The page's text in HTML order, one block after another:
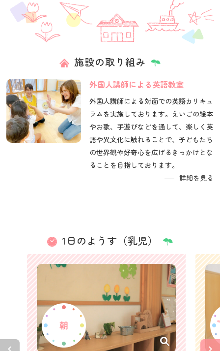
施設の取り組み
外国人講師による英語教室
外国人講師による対面での英語カリキュ
ラムを実施しております。えいごの絵本
やお歌、手遊びなどを通して、楽しく英
語や異文化に触れることで、子どもたち
の世界観や好奇心を広げるきっかけとな
ることを目指しております。
詳細を見る
1日のようす（乳児）